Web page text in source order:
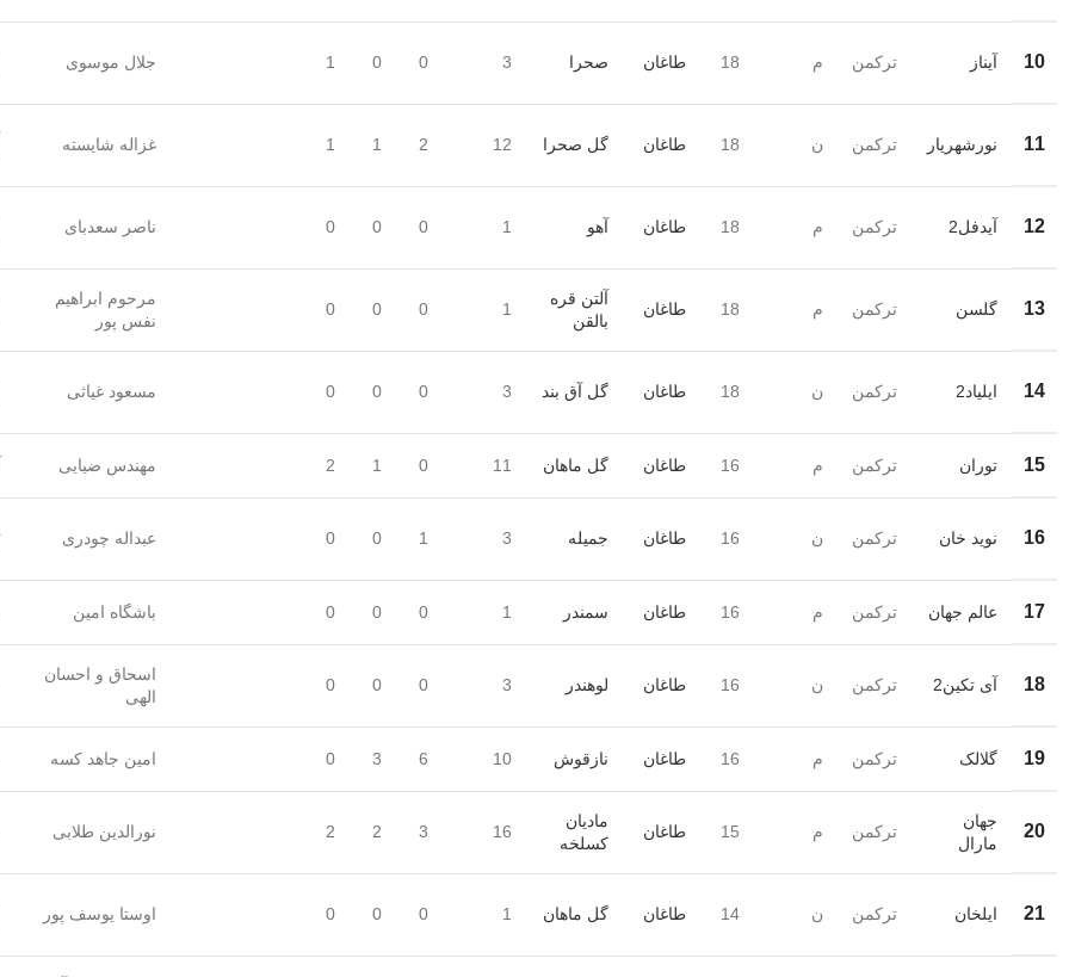
10 آیناز ترکمن م 18 طاغان صحرا 3
0
0
1 جلال موسوی
11 نورشهریار ترکمن ن 18 طاغان گل صحرا 12
2
1
1 غزاله شایسته
12 آیدفل2 ترکمن م 18 طاغان آهو 1
0
0
0 ناصر سعدبای
13 گلسن ترکمن م 18 طاغان
آلتن قره
بالقن
1
0
0
0
مرحوم ابراهیم
نفس پور
14 ایلیاد2 ترکمن ن 18 طاغان گل آق بند 3
0
0
0 مسعود غیاثی
15 توران ترکمن م 16 طاغان گل ماهان 11
0
1
2 مهندس ضیایی
16 نوید خان ترکمن ن 16 طاغان جمیله 3
1
0
0 عبداله چودری
17 عالم جهان ترکمن م 16 طاغان سمندر 1
0
0
0 باشگاه امین
18 آی تکین2 ترکمن ن 16 طاغان لوهندر 3
0
0
0
اسحاق و احسان
الهی
19 گلالک ترکمن م 16 طاغان نازقوش 10
6
3
0 امین جاهد کسه
20
جهان
مارال
ترکمن م 15 طاغان
مادیان
کسلخه
16
3
2
2 نورالدین طلابی
21 ایلخان ترکمن ن 14 طاغان گل ماهان 1
0
0
0 اوستا یوسف پور